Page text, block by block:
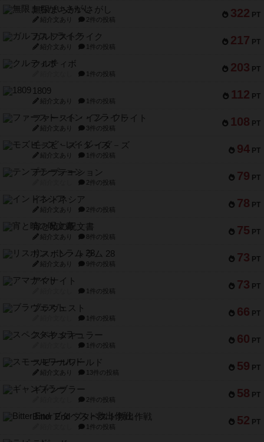
322 PT
無限まちがいさがし
紹介文あり 2件の投稿
217 PT
ガルフストライク
紹介文あり 1件の投稿
203 PT
クルティボ
1件の投稿
112 PT
1809
紹介文あり 1件の投稿
108 PT
ファースト・イン・フライト
紹介文あり 3件の投稿
94 PT
モズビ－ズ・レイダ－ズ
紹介文あり 1件の投稿
79 PT
テンプテーション
2件の投稿
78 PT
インドネシア
紹介文あり 2件の投稿
75 PT
宵と暁の呪文書
紹介文あり 8件の投稿
73 PT
リスボン・トラム 28
紹介文あり 9件の投稿
73 PT
アマナイト
1件の投稿
66 PT
ブラヴェスト
1件の投稿
60 PT
スペクタキュラー
1件の投稿
59 PT
スモールワールド
紹介文あり 13件の投稿
58 PT
ギャンブラー
2件の投稿
52 PT
Bitter End ブタペスト救出作戦
1件の投稿